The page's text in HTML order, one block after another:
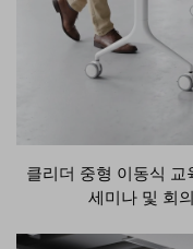
클리더 중형 이동식
세미나 및 회